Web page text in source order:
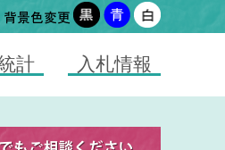
計 入札情報